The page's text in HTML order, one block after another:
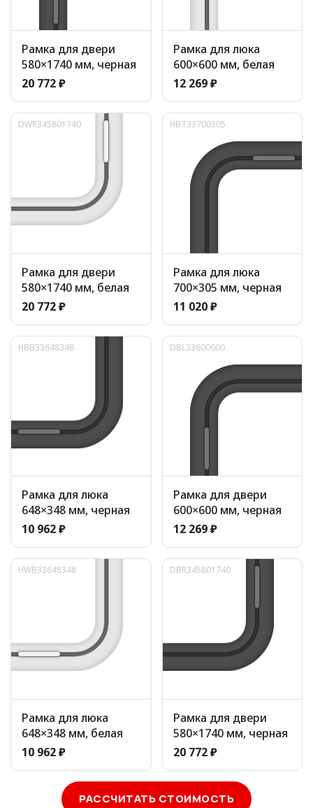
Рамка для двери
580×1740 мм, черная
20 772 ₽
Рамка для люка
600×600 мм, белая
12 269 ₽
DWR345801740
Рамка для двери
580×1740 мм, белая
20 772 ₽
HBT33700305
Рамка для люка
700×305 мм, черная
11 020 ₽
HBB33648348
Рамка для люка
648×348 мм, черная
10 962 ₽
DBL33600600
Рамка для двери
600×600 мм, черная
12 269 ₽
HWB33648348
Рамка для люка
648×348 мм, белая
10 962 ₽
DBR345801740
Рамка для двери
580×1740 мм, черная
20 772 ₽
РАССЧИТАТЬ СТОИМОСТЬ